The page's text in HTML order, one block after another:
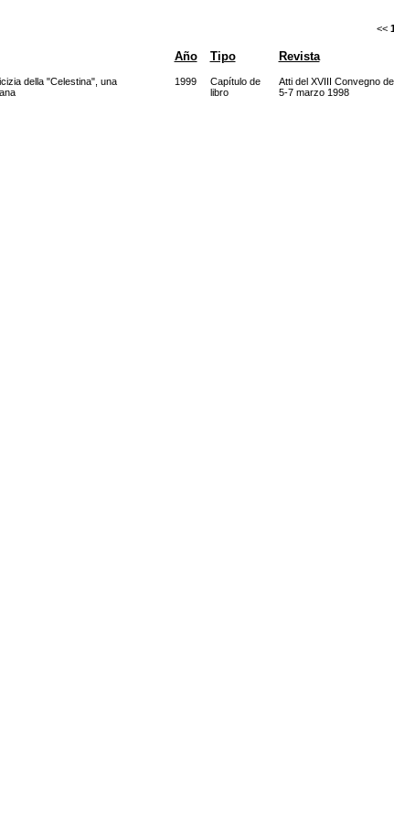
<<
Año Tipo Revista
della "Celestina", una
1999
Capítulo de
libro
Atti del XVIII Convegno
5-7 marzo 1998